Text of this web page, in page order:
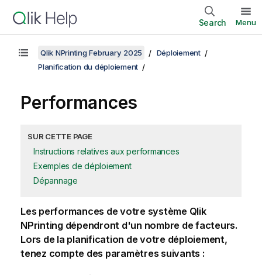
Search Menu
Qlik NPrinting February 2025
Déploiement
Planification du déploiement
Performances
SUR CETTE PAGE
Instructions relatives aux performances
Exemples de déploiement
Dépannage
Les performances de votre système Qlik
NPrintingdépendront d'un nombre de facteurs.
Lors de la planification de votre déploiement,
tenez compte des paramètres suivants :